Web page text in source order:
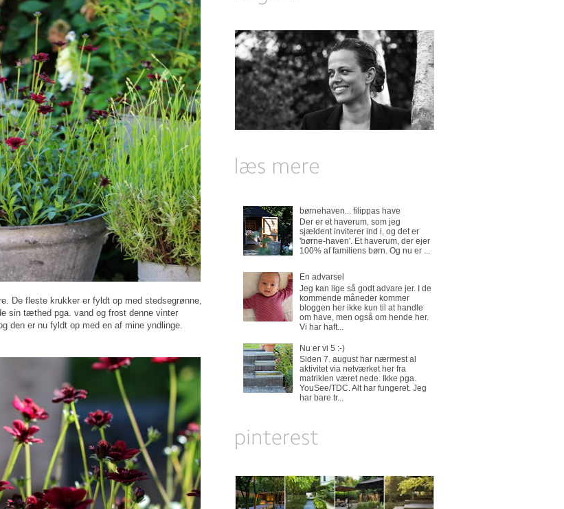
De fleste krukker er fyldt op med stedsegrønne,
sin tæthed pga. vand og frost denne vinter
den er nu fyldt op med en af mine yndlinge.
børnehaven... filippas have
Der er et haverum, som jeg
sjældent inviterer ind i, og det er
'børne-haven'. Et haverum, der ejer
100% af familiens børn. Og nu er ...
En advarsel
Jeg kan lige så godt advare jer. I de
kommende måneder kommer
bloggen her ikke kun til at handle
om have, men også om hende her.
Vi har haft...
Nu er vi 5 :-)
Siden 7. august har nærmest al
aktivitet via netværket her fra
matriklen været nede. Ikke pga.
YouSee/TDC. Alt har fungeret. Jeg
har bare tr...